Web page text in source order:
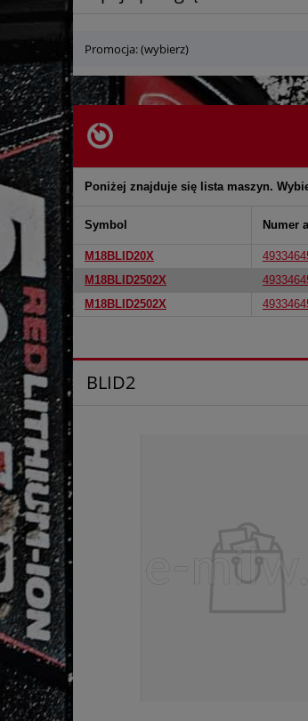
Promocja: (wybierz)
Poniżej znajduje się lista maszyn.
Symbol Numer
M18BLID20X
M18BLID2502X
M18BLID2502X
BLID2